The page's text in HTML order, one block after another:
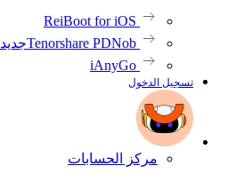
ReiBoot for iOS
Tenorshare PDNobجديد
iAnyGo
تسجيل الدخول
مركز الحسابات